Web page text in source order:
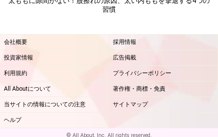
Amazonで人気のダイエット用品をチェック！
楽天市場で人気のダイエット用品をチェック！
習慣
会社概要 採用情報
投資家情報 広告掲載
利用規約 プライバシーポリシー
All Aboutについて 著作権・商標・免責
当サイトの情報についての注意 サイトマップ
ヘルプ
© All About, Inc. All rights reserved.